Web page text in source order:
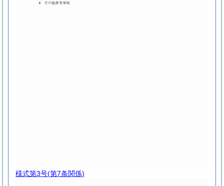
様式第3号(第7条関係)